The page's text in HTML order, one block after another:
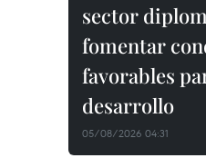
sector
fomentar
favorables
desarrollo
05/08/2026 04:31